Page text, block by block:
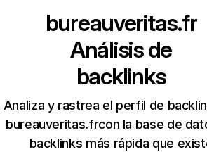
bureauveritas.fr
Análisis de
backlinks
Analiza y rastrea el perfil de
bureauveritas.frcon la base de
backlinks más rápida que